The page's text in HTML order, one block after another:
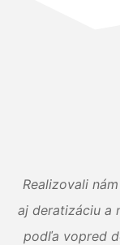
Realizovali
aj deratizáciu a
podľa vopred